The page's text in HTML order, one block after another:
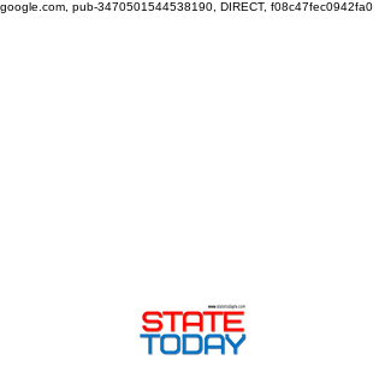
google.com, pub-3470501544538190, DIRECT, f08c47fec0942fa0